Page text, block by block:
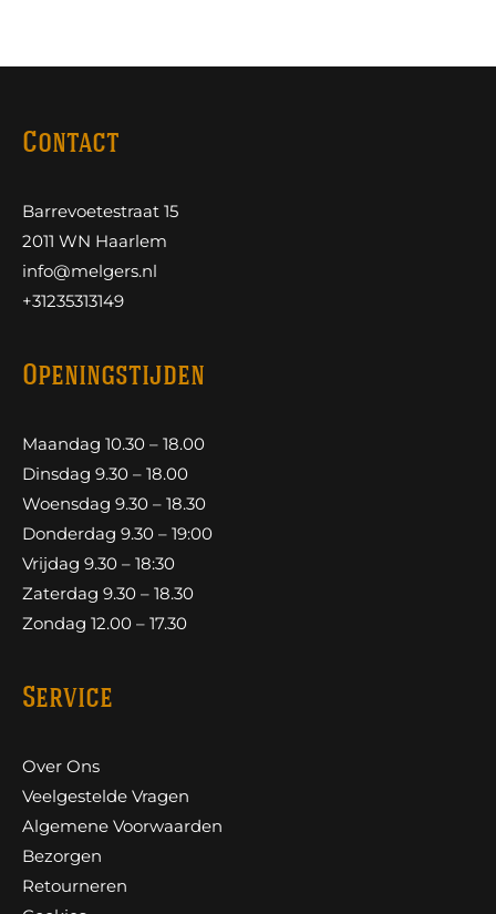
Contact
Barrevoetestraat 15
2011 WN Haarlem
info@melgers.nl
+31235313149
Openingstijden
Maandag 10.30 – 18.00
Dinsdag 9.30 – 18.00
Woensdag 9.30 – 18.30
Donderdag 9.30 – 19:00
Vrijdag 9.30 – 18:30
Zaterdag 9.30 – 18.30
Zondag 12.00 – 17.30
Service
Over Ons
Veelgestelde Vragen
Algemene Voorwaarden
Bezorgen
Retourneren